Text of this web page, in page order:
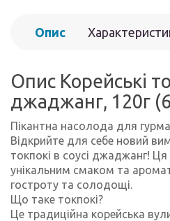
Опис
Опис Корейські
джаджанг, 120г
Пікантна насолода для
Відкрийте для себе новий
токпокі в соусі джаджанг!
унікальним смаком та
гостроту та солодощі.
Що таке токпокі?
Це традиційна корейська